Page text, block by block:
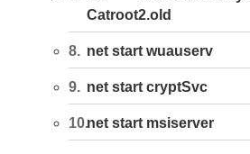
Catroot2.old
net start wuauserv
net start cryptSvc
net start msiserver